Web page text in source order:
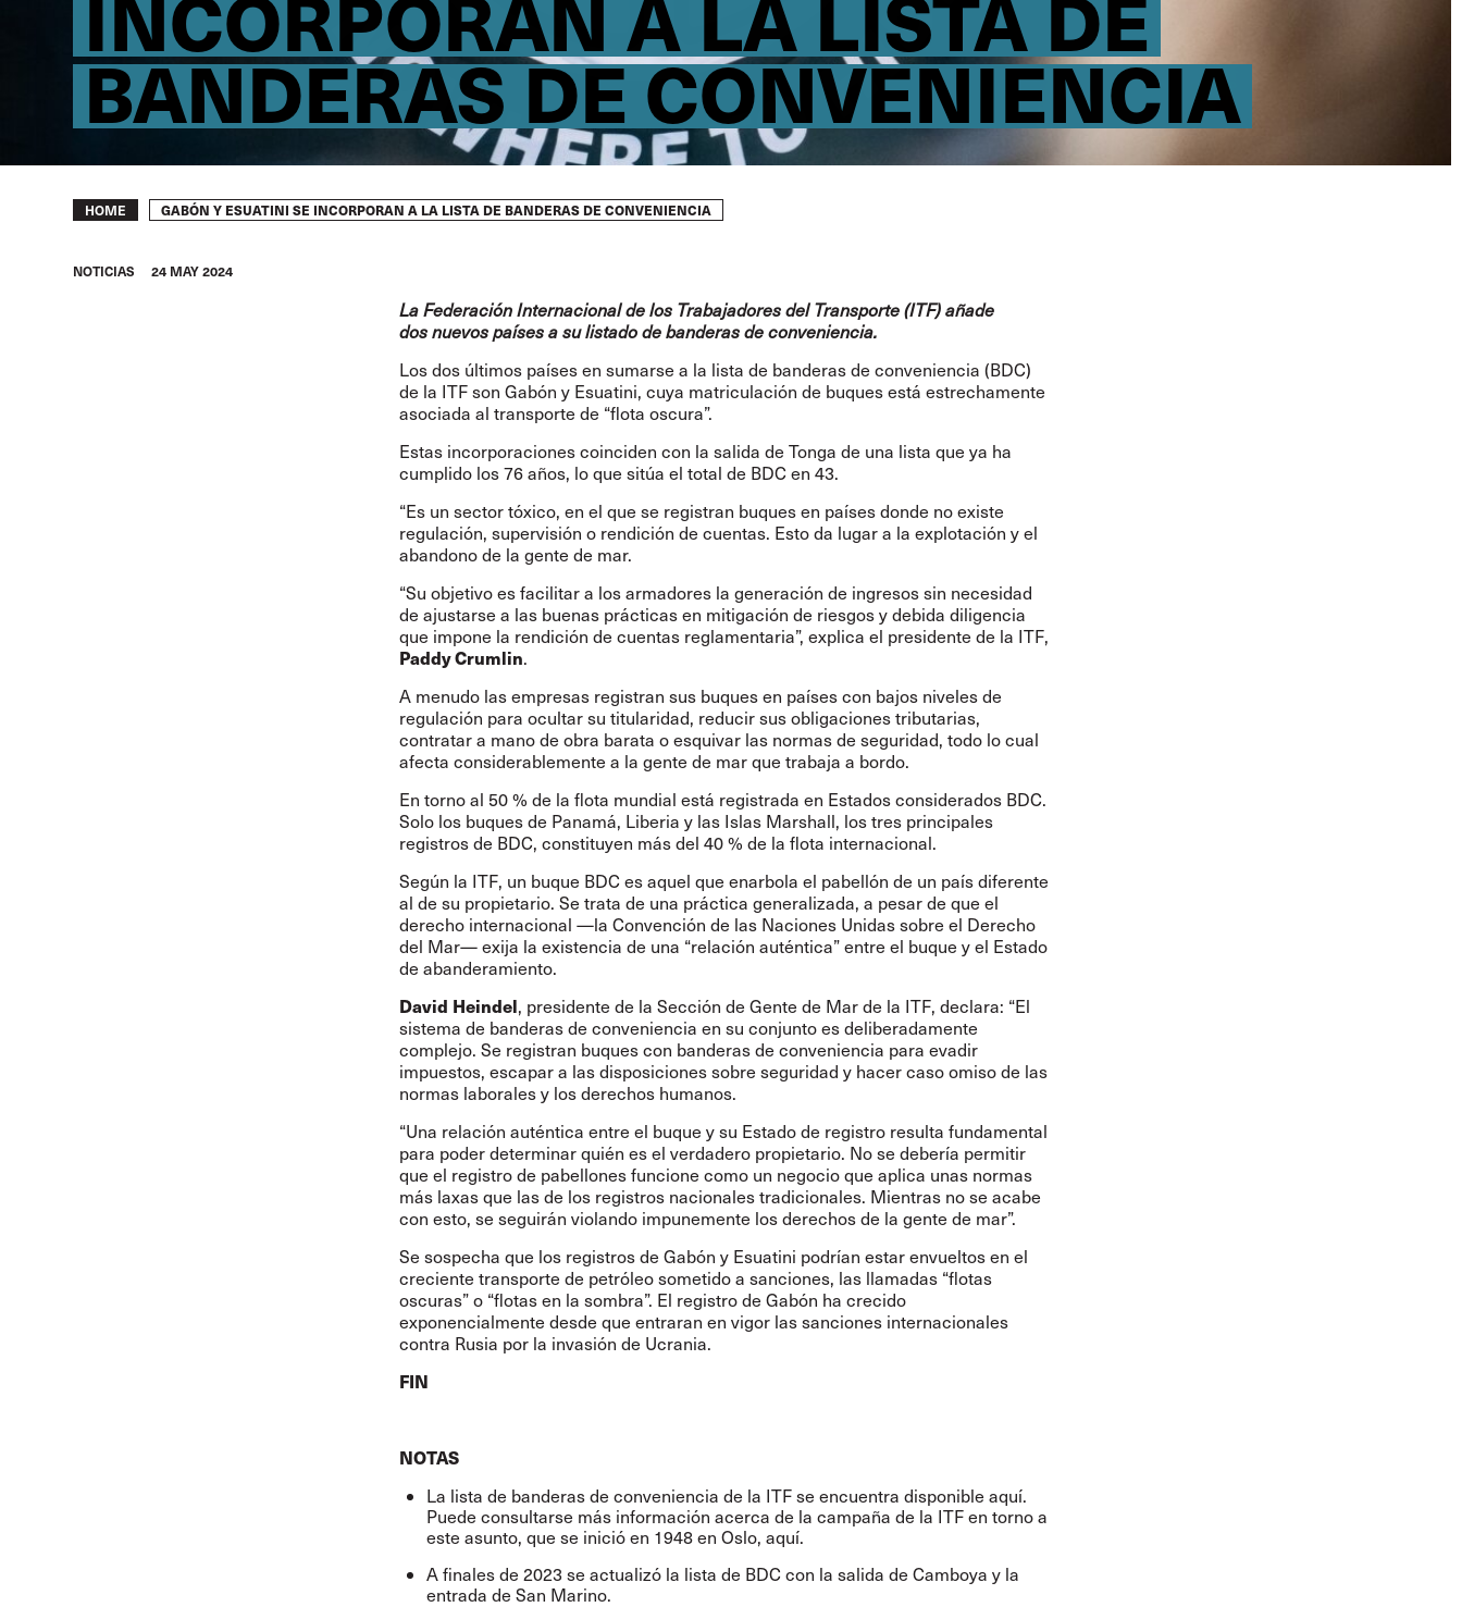
BANDERAS DE CONVENIENCIA
Breadcrumb
HOME GABÓN Y ESUATINI SE INCORPORAN A LA LISTA DE BANDERAS DE CONVENIENCIA
NOTICIAS 24 MAY 2024
La Federación Internacional de los Trabajadores del Transporte (ITF) añade
dos nuevos países a su listado de banderas de conveniencia.
Los dos últimos países en sumarse a la lista de banderas de conveniencia (BDC)
de la ITF son Gabón y Esuatini, cuya matriculación de buques está estrechamente
asociada al transporte de “flota oscura”.
Estas incorporaciones coinciden con la salida de Tonga de una lista que ya ha
cumplido los 76 años, lo que sitúa el total de BDC en 43.
“Es un sector tóxico, en el que se registran buques en países donde no existe
regulación, supervisión o rendición de cuentas. Esto da lugar a la explotación y el
abandono de la gente de mar.
“Su objetivo es facilitar a los armadores la generación de ingresos sin necesidad
de ajustarse a las buenas prácticas en mitigación de riesgos y debida diligencia
que impone la rendición de cuentas reglamentaria”, explica el presidente de la ITF,
Paddy Crumlin.
A menudo las empresas registran sus buques en países con bajos niveles de
regulación para ocultar su titularidad, reducir sus obligaciones tributarias,
contratar a mano de obra barata o esquivar las normas de seguridad, todo lo cual
afecta considerablemente a la gente de mar que trabaja a bordo.
En torno al 50 % de la flota mundial está registrada en Estados considerados BDC.
Solo los buques de Panamá, Liberia y las Islas Marshall, los tres principales
registros de BDC, constituyen más del 40 % de la flota internacional.
Según la ITF, un buque BDC es aquel que enarbola el pabellón de un país diferente
al de su propietario. Se trata de una práctica generalizada, a pesar de que el
derecho internacional —la Convención de las Naciones Unidas sobre el Derecho
del Mar— exija la existencia de una “relación auténtica” entre el buque y el Estado
de abanderamiento.
David Heindel, presidente de la Sección de Gente de Mar de la ITF, declara: “El
sistema de banderas de conveniencia en su conjunto es deliberadamente
complejo. Se registran buques con banderas de conveniencia para evadir
impuestos, escapar a las disposiciones sobre seguridad y hacer caso omiso de las
normas laborales y los derechos humanos.
“Una relación auténtica entre el buque y su Estado de registro resulta fundamental
para poder determinar quién es el verdadero propietario. No se debería permitir
que el registro de pabellones funcione como un negocio que aplica unas normas
más laxas que las de los registros nacionales tradicionales. Mientras no se acabe
con esto, se seguirán violando impunemente los derechos de la gente de mar”.
Se sospecha que los registros de Gabón y Esuatini podrían estar envueltos en el
creciente transporte de petróleo sometido a sanciones, las llamadas “flotas
oscuras” o “flotas en la sombra”. El registro de Gabón ha crecido
exponencialmente desde que entraran en vigor las sanciones internacionales
contra Rusia por la invasión de Ucrania.
FIN
NOTAS
La lista de banderas de conveniencia de la ITF se encuentra disponible aquí.
Puede consultarse más información acerca de la campaña de la ITF en torno a
este asunto, que se inició en 1948 en Oslo, aquí.
A finales de 2023 se actualizó la lista de BDC con la salida de Camboya y la
entrada de San Marino.